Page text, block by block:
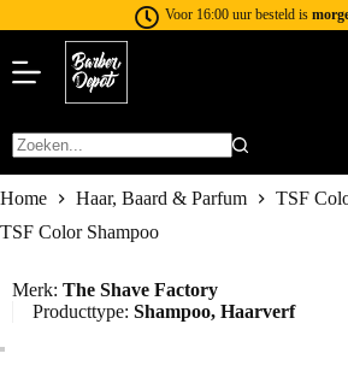
Voor 16:00 uur besteld is
Home Haar, Baard & Parfum
TSF
TSF Color Shampoo
Merk: The Shave Factory
Producttype: Shampoo, Haarverf